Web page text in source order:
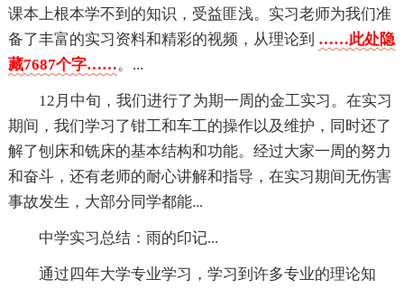
课本上根本学不到的知识，受益匪浅。实习老师为我们准
备了丰富的实习资料和精彩的视频，从理论到 ……此处隐
藏7687个字……。...
12月中旬，我们进行了为期一周的金工实习。在实习
期间，我们学习了钳工和车工的操作以及维护，同时还了
解了刨床和铣床的基本结构和功能。经过大家一周的努力
和奋斗，还有老师的耐心讲解和指导，在实习期间无伤害
事故发生，大部分同学都能...
中学实习总结：雨的印记...
通过四年大学专业学习，学习到许多专业的理论知